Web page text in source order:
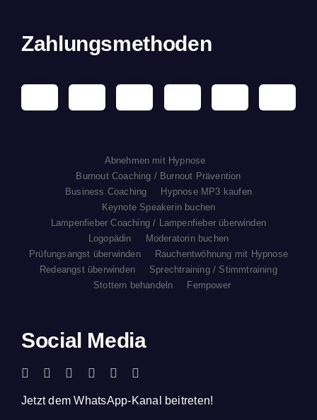
Social Media
Jetzt dem WhatsApp-Kanal beitreten!
Zahlungsmethoden
Abnehmen mit Hypnose
Burnout Coaching / Burnout Prävention
Business Coaching
Hypnose MP3 kaufen
Keynote Speakerin buchen
Lampenfieber Coaching / Lampenfieber überwinden
Logopädin
Moderatorin buchen
Prüfungsangst überwinden
Rauchentwöhnung mit Hypnose
Redeangst überwinden
Sprechtraining / Stimmtraining
Stottern behandeln
Fempower